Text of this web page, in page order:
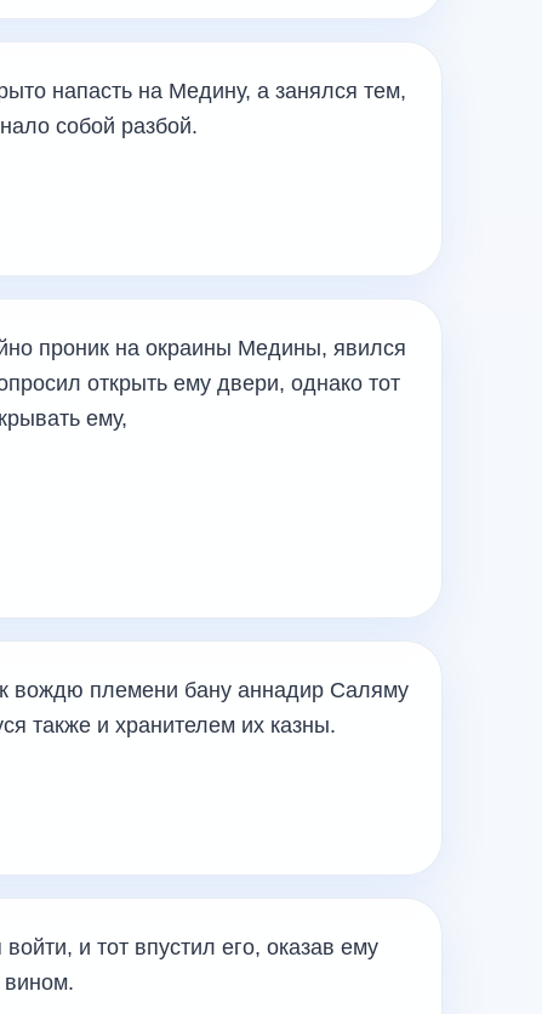
напасть на Медину, а занялся тем,
собой разбой.
проник на окраины Медины, явился
открыть ему двери, однако тот
ему,
вождю племени бану аннадир Саляму
также и хранителем их казны.
и тот впустил его, оказав ему
вином.